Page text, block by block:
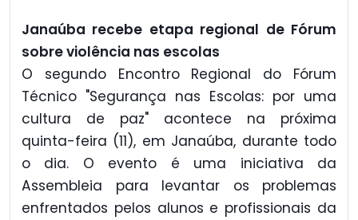
Janaúba recebe etapa regional de Fórum
sobre violência nas escolas
O segundo Encontro Regional do Fórum
Técnico "Segurança nas Escolas: por uma
cultura de paz" acontece na próxima
quinta-feira (11), em Janaúba, durante todo
o dia. O evento é uma iniciativa da
Assembleia para levantar os problemas
enfrentados pelos alunos e profissionais da